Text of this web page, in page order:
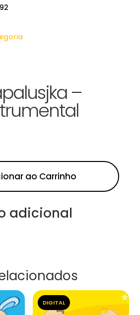
–
ao Carrinho
adicional
DIGITAL